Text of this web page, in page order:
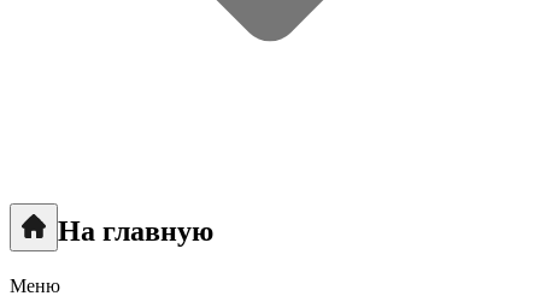
На главную
Меню